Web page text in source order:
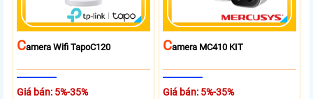
CAmera Wifi TapoC120
Giá bán: 5%-35%
CAmera MC410 KIT
Giá bán: 5%-35%